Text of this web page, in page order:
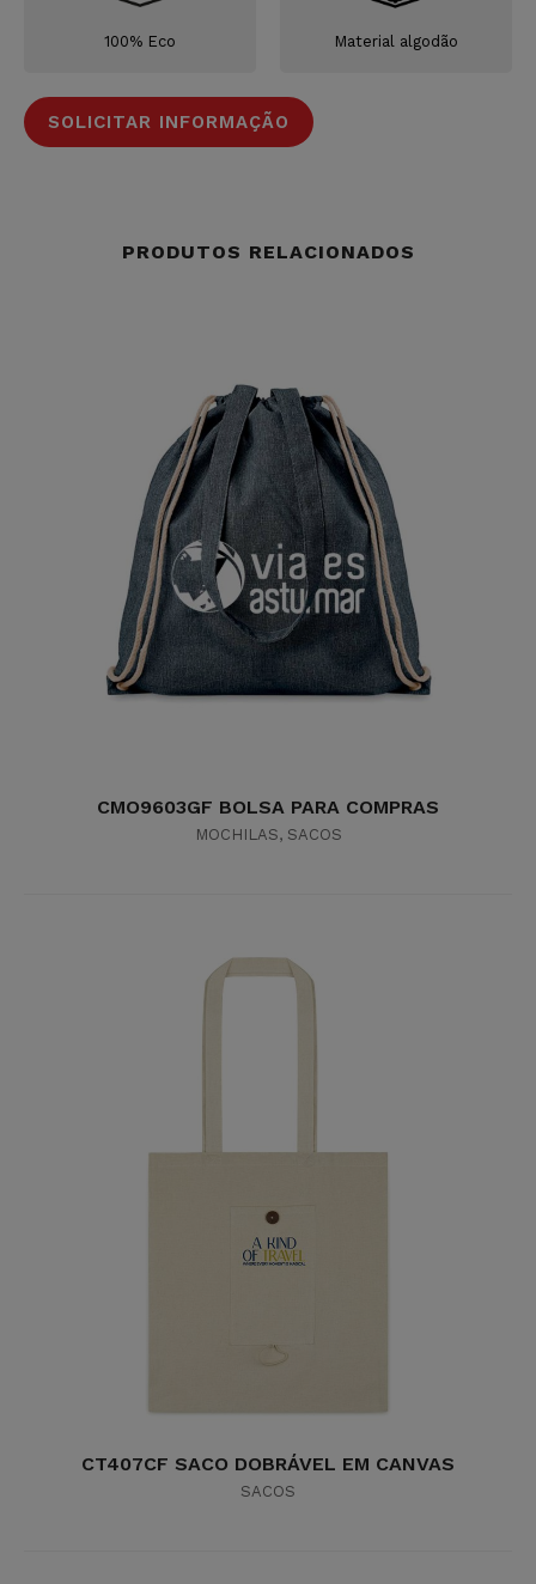
100% Eco Material algodão
SOLICITAR INFORMAÇÃO
PRODUTOS RELACIONADOS
CMO9603GF BOLSA PARA COMPRAS
MOCHILAS, SACOS
CT407CF SACO DOBRÁVEL EM CANVAS
SACOS